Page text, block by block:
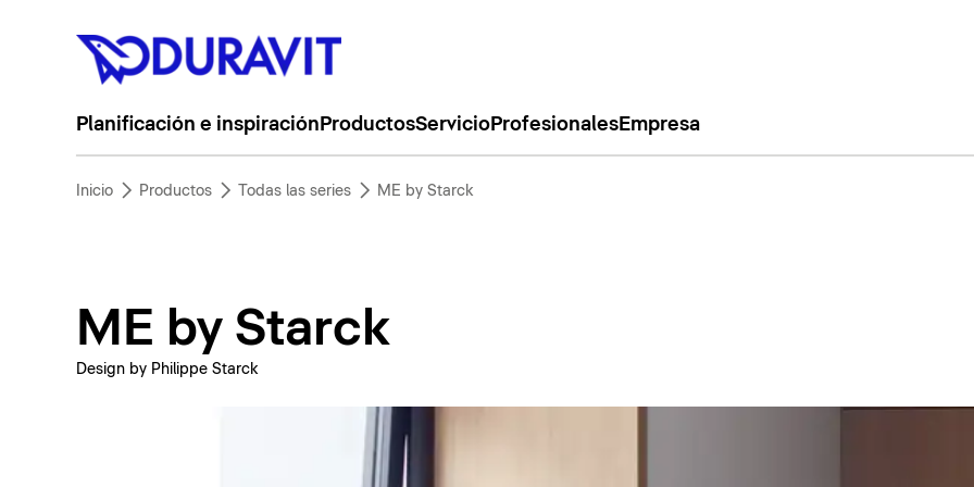
Planificación e inspiración ProductosServicioProfesionalesEmpresa
Inicio Productos Todas las series ME by Starck
ME by Starck
Design by Philippe Starck